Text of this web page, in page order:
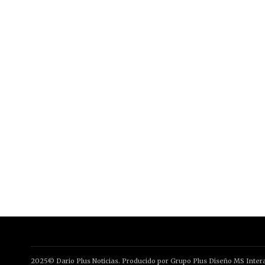
2025© Dario Plus Noticias. Producido por Grupo Plus Diseño MS